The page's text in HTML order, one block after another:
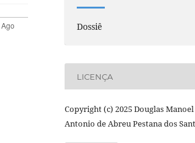
Dossiê
LICENÇA
Copyright (c) 2025 Douglas Manoel
Antonio de Abreu Pestana dos